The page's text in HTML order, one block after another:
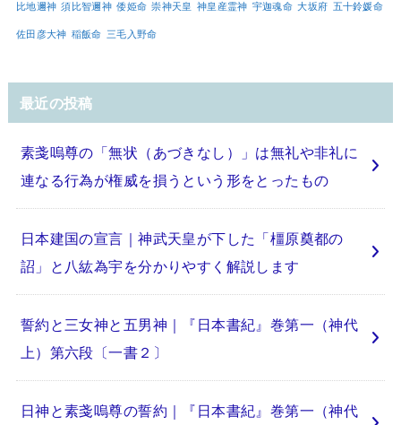
比地邇神 須比智邇神 倭姫命 崇神天皇 神皇産霊神 宇迦魂命 大坂府 五十鈴媛命
佐田彦大神 稲飯命 三毛入野命
最近の投稿
素戔嗚尊の「無状（あづきなし）」は無礼や非礼に
連なる行為が権威を損うという形をとったもの
日本建国の宣言｜神武天皇が下した「橿原奠都の
詔」と八紘為宇を分かりやすく解説します
誓約と三女神と五男神｜『日本書紀』巻第一（神代
上）第六段〔一書２〕
日神と素戔嗚尊の誓約｜『日本書紀』巻第一（神代